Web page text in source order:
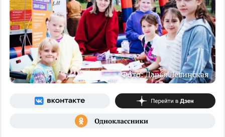
Фото: Дарья Левинская